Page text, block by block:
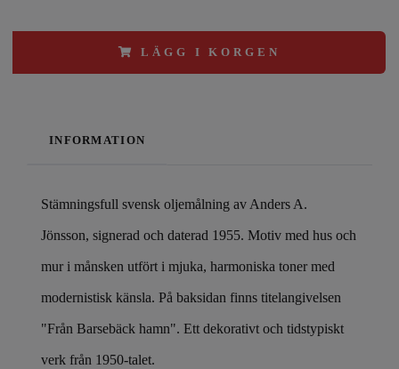
LÄGG I KORGEN
INFORMATION
Stämningsfull svensk oljemålning av Anders A.
Jönsson, signerad och daterad 1955. Motiv med hus och
mur i månsken utfört i mjuka, harmoniska toner med
modernistisk känsla. På baksidan finns titelangivelsen
"Från Barsebäck hamn". Ett dekorativt och tidstypiskt
verk från 1950-talet.